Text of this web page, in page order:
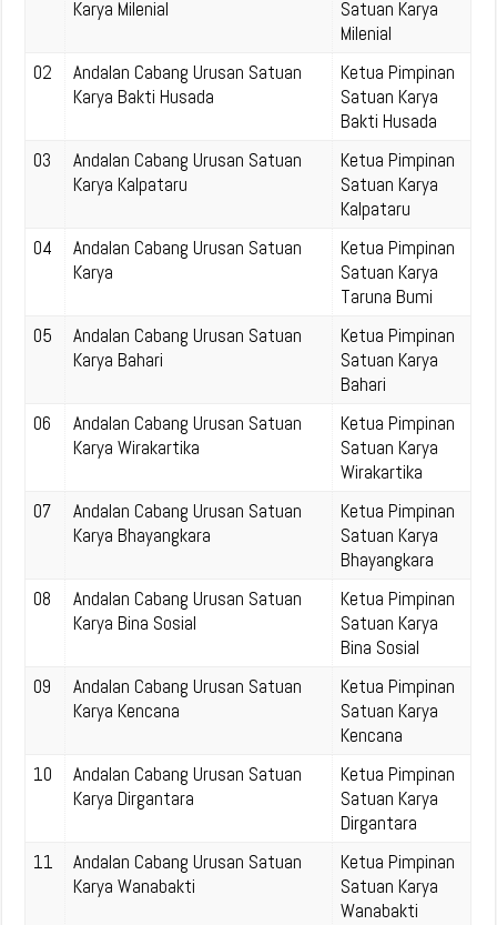
Karya Milenial
Satuan Karya
Milenial
02
Andalan Cabang Urusan Satuan
Karya Bakti Husada
Ketua Pimpinan
Satuan Karya
Bakti Husada
03
Andalan Cabang Urusan Satuan
Karya Kalpataru
Ketua Pimpinan
Satuan Karya
Kalpataru
04
Andalan Cabang Urusan Satuan
Karya
Ketua Pimpinan
Satuan Karya
Taruna Bumi
05
Andalan Cabang Urusan Satuan
Karya Bahari
Ketua Pimpinan
Satuan Karya
Bahari
06
Andalan Cabang Urusan Satuan
Karya Wirakartika
Ketua Pimpinan
Satuan Karya
Wirakartika
07
Andalan Cabang Urusan Satuan
Karya Bhayangkara
Ketua Pimpinan
Satuan Karya
Bhayangkara
08
Andalan Cabang Urusan Satuan
Karya Bina Sosial
Ketua Pimpinan
Satuan Karya
Bina Sosial
09
Andalan Cabang Urusan Satuan
Karya Kencana
Ketua Pimpinan
Satuan Karya
Kencana
10
Andalan Cabang Urusan Satuan
Karya Dirgantara
Ketua Pimpinan
Satuan Karya
Dirgantara
11
Andalan Cabang Urusan Satuan
Karya Wanabakti
Ketua Pimpinan
Satuan Karya
Wanabakti